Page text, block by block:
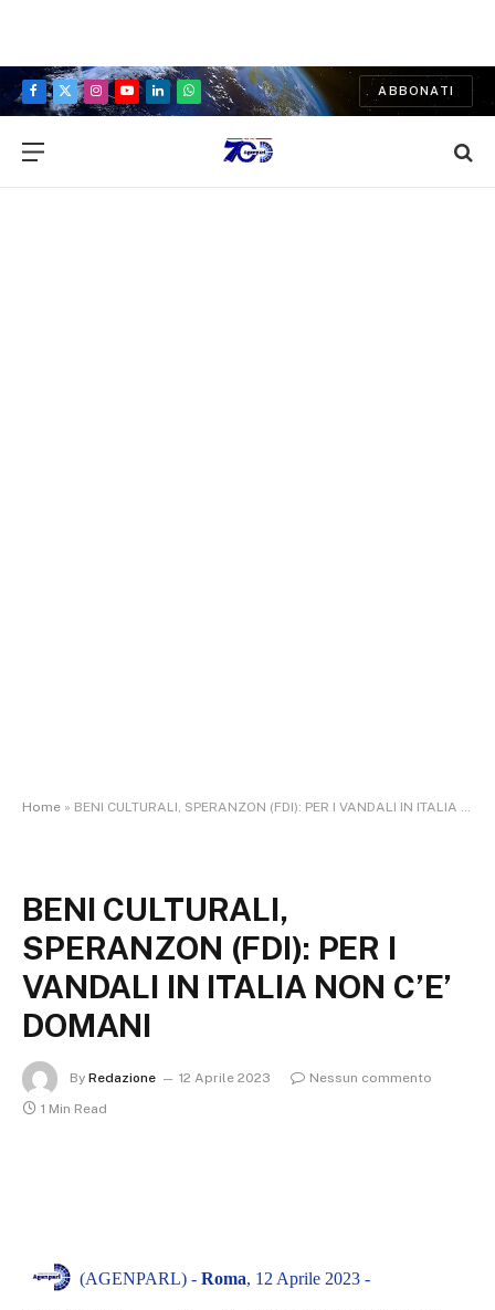
Facebook
X
Instagram
YouTubeLinkedInWhatsApp
ABBONATI
Home » BENI CULTURALI, SPERANZON (FDI): PER I VANDALI IN ITALIA NON C’E’ DOMANI
BENI CULTURALI,
SPERANZON (FDI): PER I
VANDALI IN ITALIA NON C’E’
DOMANI
By Redazione 12 Aprile 2023
Nessun commento
1 Min Read
(AGENPARL) - Roma, 12 Aprile 2023 -